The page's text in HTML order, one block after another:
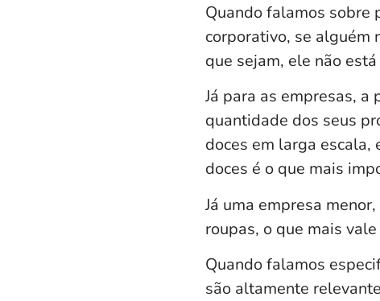
Quando falamos sobre
corporativo, se alguém
que sejam, ele não
Já para as empresas,
quantidade dos seus
doces em larga escala,
doces é o que mais
Já uma empresa
roupas, o que mais vale
Quando falamos
são altamente